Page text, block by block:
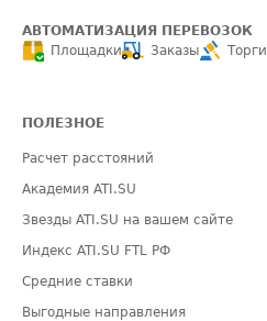
АВТОМАТИЗАЦИЯ ПЕРЕВОЗОК
Площадки
Заказы Торги
ПОЛЕЗНОЕ
Расчет расстояний
Академия ATI.SU
Звезды ATI.SU на вашем сайте
Индекс ATI.SU FTL РФ
Средние ставки
Выгодные направления